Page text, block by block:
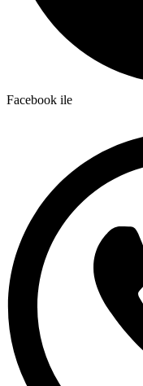
Facebook ile